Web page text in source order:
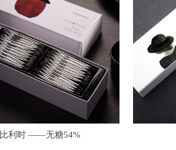
比利时 ——无糖54%